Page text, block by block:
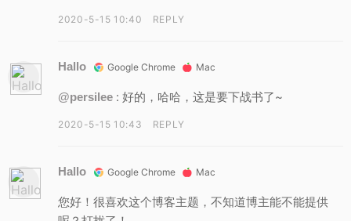
2020-5-15 10:40 REPLY
Hallo Google Chrome Mac
@persilee : 好的，哈哈，这是要下战书了~
2020-5-15 10:43 REPLY
Hallo Google Chrome Mac
您好！很喜欢这个博客主题，不知道博主能不能提供